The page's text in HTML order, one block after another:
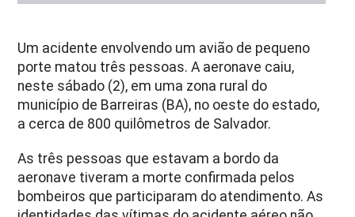
Um acidente envolvendo um avião de pequeno
porte matou três pessoas. A aeronave caiu,
neste sábado (2), em uma zona rural do
município de Barreiras (BA), no oeste do estado,
a cerca de 800 quilômetros de Salvador.
As três pessoas que estavam a bordo da
aeronave tiveram a morte confirmada pelos
bombeiros que participaram do atendimento. As